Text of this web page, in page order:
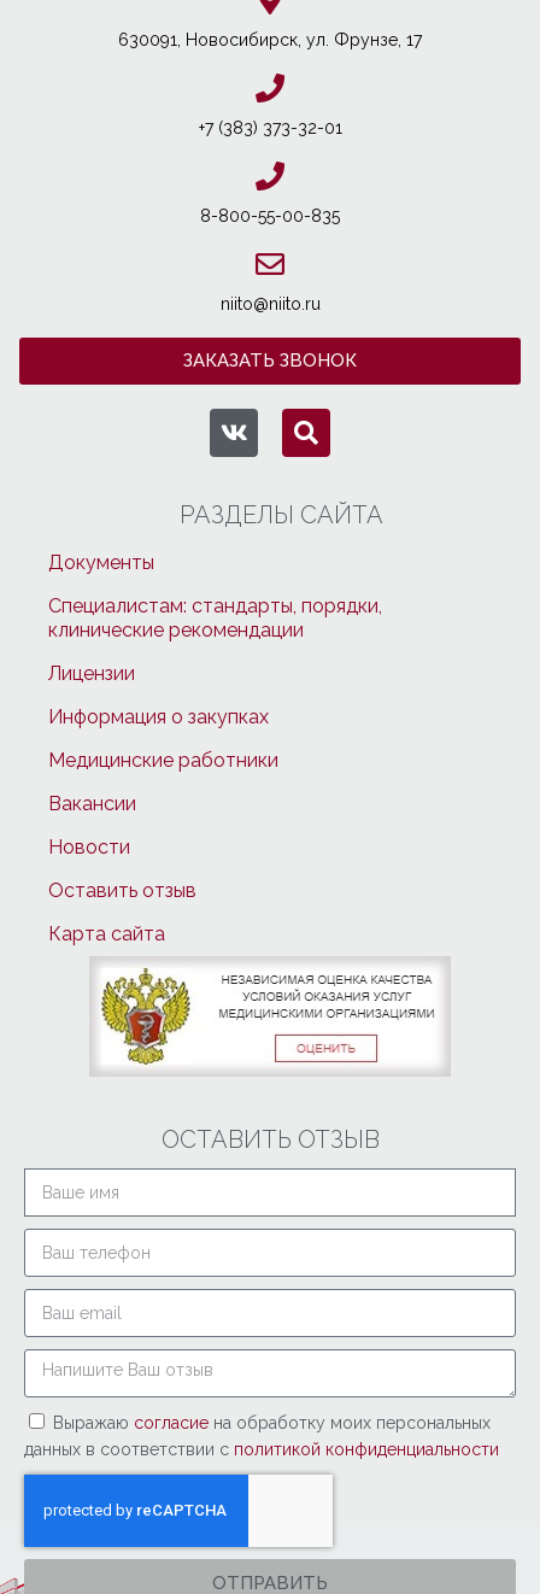
630091, Новосибирcк, ул. Фрунзе, 17
+7 (383) 373-32-01
8-800-55-00-835
niito@niito.ru
ЗАКАЗАТЬ ЗВОНОК
РАЗДЕЛЫ САЙТА
Документы
Специалистам: стандарты, порядки,
клинические рекомендации
Лицензии
Информация о закупках
Медицинские работники
Вакансии
Новости
Оставить отзыв
Карта сайта
ОСТАВИТЬ ОТЗЫВ
Выражаю согласие на обработку моих персональных
данных в соответствии с политикой конфиденциальности
ОТПРАВИТЬ